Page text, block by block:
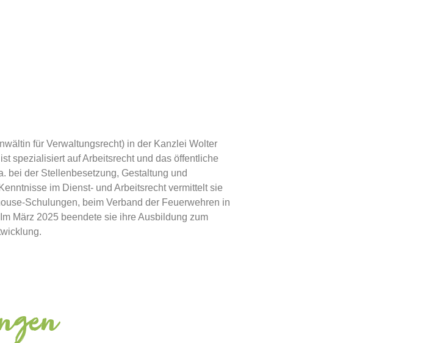
für Verwaltungsrecht) in der Kanzlei Wolter
spezialisiert auf Arbeitsrecht und das öffentliche
bei der Stellenbesetzung, Gestaltung und
im Dienst- und Arbeitsrecht vermittelt sie
Schulungen, beim Verband der Feuerwehren in
März 2025 beendete sie ihre Ausbildung zum